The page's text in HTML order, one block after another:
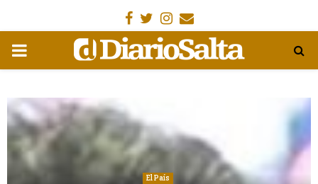
Facebook
Gorjeo
Instagram
Email
MENÚ
El País